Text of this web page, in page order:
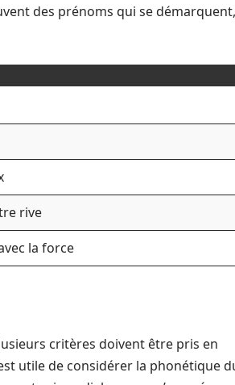
des prénoms qui se démarquent,
rive
la force
critères doivent être pris en
utile de considérer la phonétique